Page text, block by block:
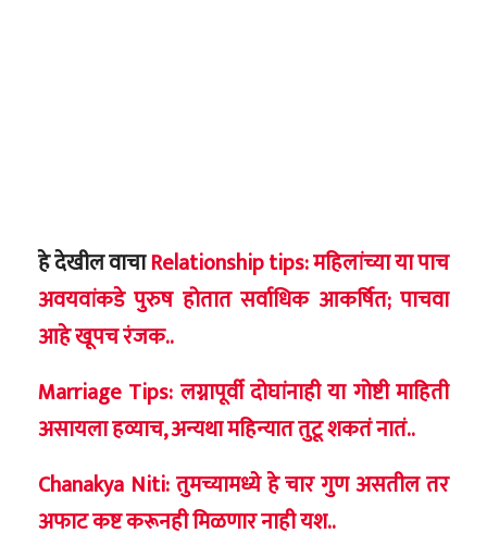
हे देखील वाचाRelationship tips: महिलांच्या या पाच
अवयवांकडे पुरुष होतात सर्वाधिक आकर्षित; पाचवा
आहे खूपच रंजक..
Marriage Tips: लग्नापूर्वी दोघांनाही या गोष्टी माहिती
असायला हव्याच, अन्यथा महिन्यात तुटू शकतं नातं..
Chanakya Niti: तुमच्यामध्ये हे चार गुण असतील तर
अफाट कष्ट करूनही मिळणार नाही यश..